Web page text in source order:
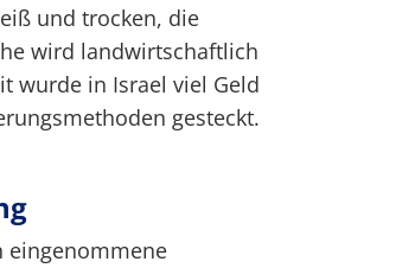
und trocken, die
wird landwirtschaftlich
wurde in Israel viel Geld
gesteckt.
eingenommene